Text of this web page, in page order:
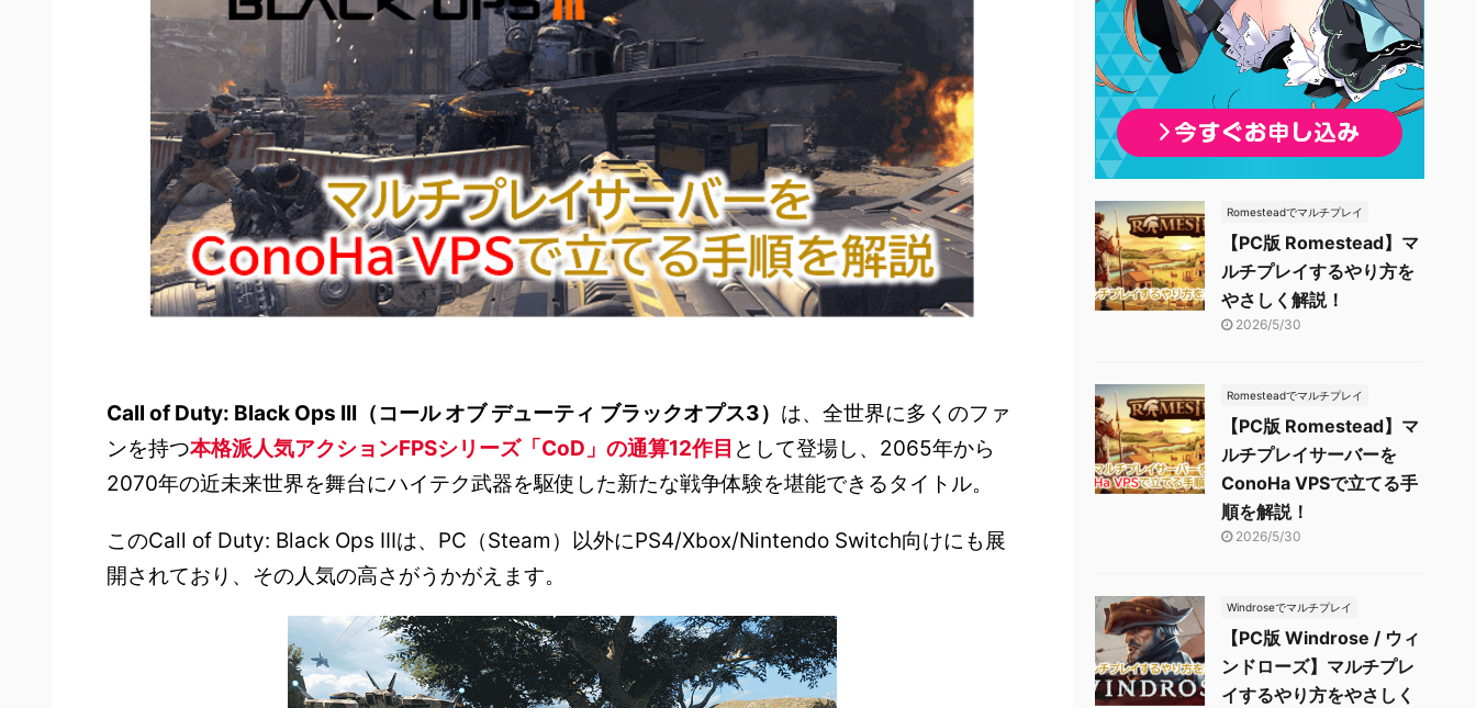
Call of Duty: Black Ops III（コール オブ デューティ ブラックオプス3） は、全世界に多くのファ
ンを持つ本格派人気アクションFPSシリーズ「CoD」の通算12作目 として登場し、2065年から
2070年の近未来世界を舞台にハイテク武器を駆使した新たな戦争体験を堪能できるタイトル。
このCall of Duty: Black Ops IIIは、PC（Steam）以外にPS4/Xbox/Nintendo Switch向けにも展
開されており、その人気の高さがうかがえます。
Romesteadでマルチプレイ
【PC版 Romestead】マ
ルチプレイするやり方を
やさしく解説！
2026/5/30
Romesteadでマルチプレイ
【PC版 Romestead】マ
ルチプレイサーバーを
ConoHa VPSで立てる手
順を解説！
2026/5/30
Windroseでマルチプレイ
【PC版 Windrose / ウィ
ンドローズ】マルチプレ
イするやり方をやさしく